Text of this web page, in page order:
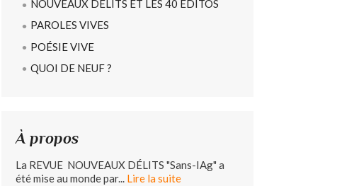
NOUVEAUX DÉLITS ET LES 40 EDITOS
PAROLES VIVES
POÉSIE VIVE
QUOI DE NEUF ?
À propos
La REVUE NOUVEAUX DÉLITS "Sans-IAg" a
été mise au monde par... Lire la suite